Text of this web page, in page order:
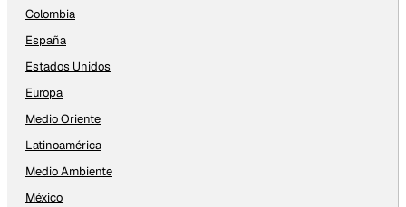
Colombia
España
Estados Unidos
Europa
Medio Oriente
Latinoamérica
Medio Ambiente
México